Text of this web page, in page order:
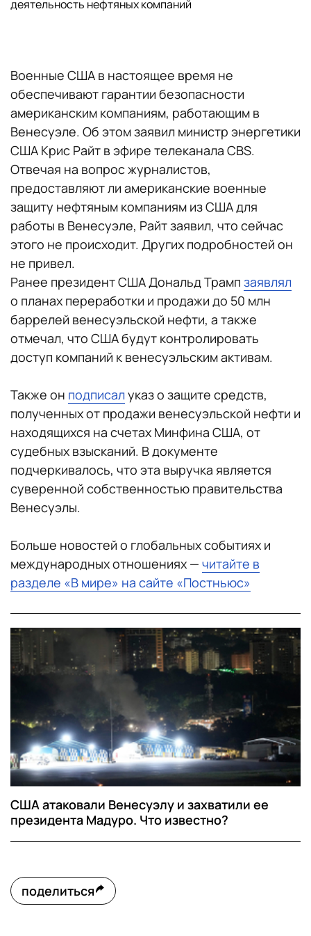
деятельность нефтяных компаний
Военные США в настоящее время не
обеспечивают гарантии безопасности
американским компаниям, работающим в
Венесуэле. Об этом заявил министр энергетики
США Крис Райт в эфире телеканала CBS.
Отвечая на вопрос журналистов,
предоставляют ли американские военные
защиту нефтяным компаниям из США для
работы в Венесуэле, Райт заявил, что сейчас
этого не происходит. Других подробностей он
не привел.
Ранее президент США Дональд Трамп заявлял
о планах переработки и продажи до 50 млн
баррелей венесуэльской нефти, а также
отмечал, что США будут контролировать
доступ компаний к венесуэльским активам.
Также он подписалуказ о защите средств,
полученных от продажи венесуэльской нефти и
находящихся на счетах Минфина США, от
судебных взысканий. В документе
подчеркивалось, что эта выручка является
суверенной собственностью правительства
Венесуэлы.
Больше новостей о глобальных событиях и
международных отношениях — читайте в
разделе «В мире» на сайте «Постньюс»
США атаковали Венесуэлу и захватили ее
президента Мадуро. Что известно?
поделиться